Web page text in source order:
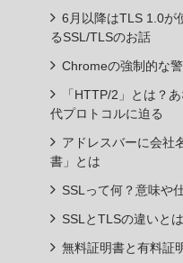
6月以降はTLS 1.0が
るSSL/TLSのお話
Chromeの強制的な
「HTTP/2」とは？
代プロトコルに迫る
アドレスバーに会社
書」とは
SSLって何？意味や
SSLとTLSの違いとは
無料証明書と有料証